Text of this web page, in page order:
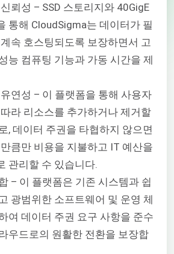
뢰성 – SSD 스토리지와 40GigE
통해 CloudSigma는 데이터가 필
속 호스팅되도록 보장하면서 고
능 컴퓨팅 기능과 가동 시간을 제
연성 – 이 플랫폼을 통해 사용자
라 리소스를 추가하거나 제거할
, 데이터 주권을 타협하지 않으면
큼만 비용을 지불하고 IT 예산을
관리할 수 있습니다.
– 이 플랫폼은 기존 시스템과 쉽
광범위한 소프트웨어 및 운영 체
여 데이터 주권 요구 사항을 준수
우드로의 원활한 전환을 보장합